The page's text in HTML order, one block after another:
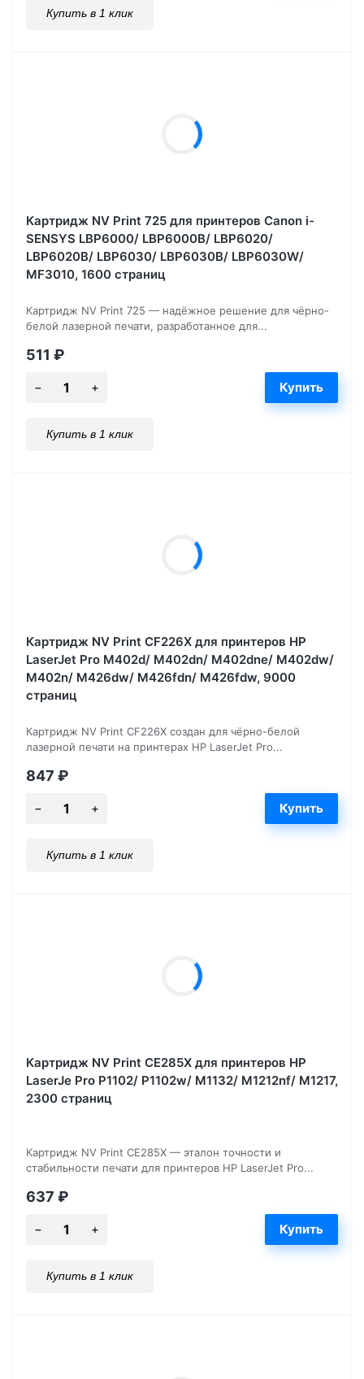
Купить в 1 клик
Картридж NV Print 725 для принтеров Canon i-
SENSYS LBP6000/ LBP6000B/ LBP6020/
LBP6020B/ LBP6030/ LBP6030B/ LBP6030W/
MF3010, 1600 страниц
Картридж NV Print 725 — надёжное решение для чёрно-
белой лазерной печати, разработанное для...
511 ₽
Купить в 1 клик
Картридж NV Print CF226X для принтеров HP
LaserJet Pro M402d/ M402dn/ M402dne/ M402dw/
M402n/ M426dw/ M426fdn/ M426fdw, 9000
страниц
Картридж NV Print CF226X создан для чёрно-белой
лазерной печати на принтерах HP LaserJet Pro...
847 ₽
Купить в 1 клик
Картридж NV Print CE285X для принтеров HP
LaserJe Pro P1102/ P1102w/ M1132/ M1212nf/ М1217,
2300 страниц
Картридж NV Print CE285X — эталон точности и
стабильности печати для принтеров HP LaserJet Pro...
637 ₽
Купить в 1 клик